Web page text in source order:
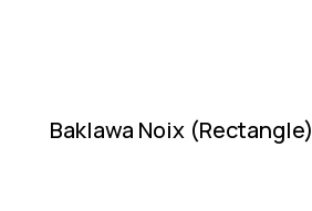
Baklawa Noix (Rectangle)